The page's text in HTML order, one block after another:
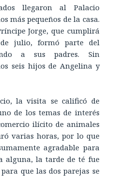
llegaron al Palacio
más pequeños de la casa.
Jorge, que cumplirá
julio, formó parte del
a sus padres. Sin
seis hijos de Angelina y
la visita se calificó de
de los temas de interés
ilícito de animales
varias horas, por lo que
agradable para
alguna, la tarde de té fue
que las dos parejas se